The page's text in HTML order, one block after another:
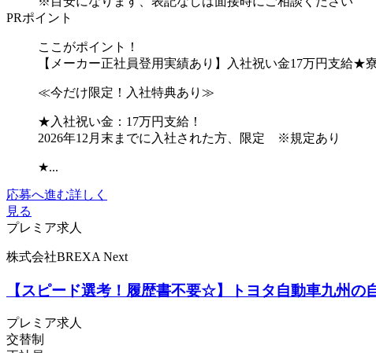
PRポイント
ここがポイント！
【メーカー正社員登用実績あり】入社祝い金17万円支給★
≪今だけ限定！入社特典あり≫
★入社祝い金：17万円支給！
2026年12月末までに入社された方、限定 ※規定あり
★...
応募へ進む詳しく
見る
プレミア求人
株式会社BREXA Next
【スピード選考！履歴書不要☆】トヨタ自動車九州の
プレミア求人
交替制